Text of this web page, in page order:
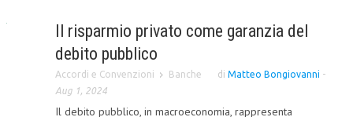
LA RIVISTA
COMITATO SCIENTIFICO
COMITATO EDITORIALE
Il risparmio privato come garanzia del
debito pubblico
Accordi e Convenzioni Banche di Matteo Bongiovanni -
Aug 1, 2024
Il debito pubblico, in macroeconomia, rappresenta